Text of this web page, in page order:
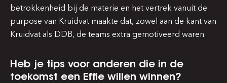
betrokkenheid bij de materie en het vertrek vanuit de
purpose van Kruidvat maakte dat, zowel aan de kant van
Kruidvat als DDB, de teams extra gemotiveerd waren.
Heb je tips voor anderen die in de
toekomst een Effie willen winnen?